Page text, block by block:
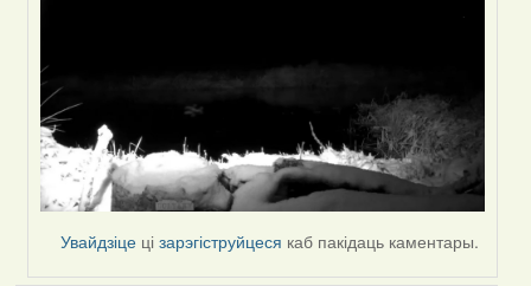
Увайдзіце цізарэгіструйцеся каб пакідаць каментары.